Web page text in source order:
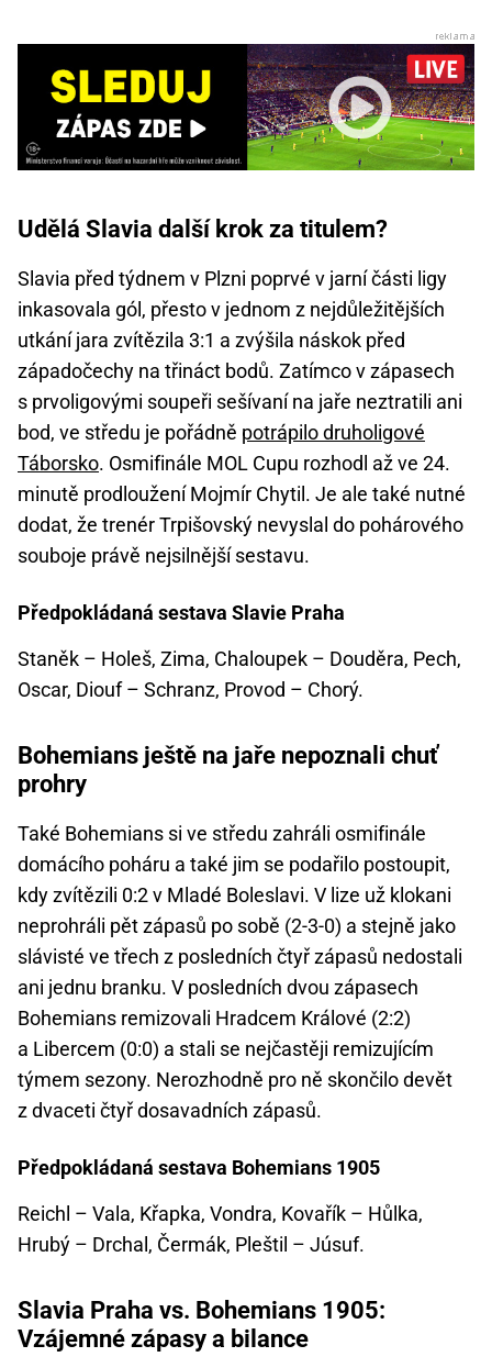
Udělá Slavia další krok za titulem?
Slavia před týdnem v Plzni poprvé v jarní části ligy
inkasovala gól, přesto v jednom z nejdůležitějších
utkání jara zvítězila 3:1 a zvýšila náskok před
západočechy na třináct bodů. Zatímco v zápasech
s prvoligovými soupeři sešívaní na jaře neztratili ani
bod, ve středu je pořádně potrápilo druholigové
Táborsko. Osmifinále MOL Cupu rozhodl až ve 24.
minutě prodloužení Mojmír Chytil. Je ale také nutné
dodat, že trenér Trpišovský nevyslal do pohárového
souboje právě nejsilnější sestavu.
Předpokládaná sestava Slavie Praha
Staněk – Holeš, Zima, Chaloupek – Douděra, Pech,
Oscar, Diouf – Schranz, Provod – Chorý.
Bohemians ještě na jaře nepoznali chuť
prohry
Také Bohemians si ve středu zahráli osmifinále
domácího poháru a také jim se podařilo postoupit,
kdy zvítězili 0:2 v Mladé Boleslavi. V lize už klokani
neprohráli pět zápasů po sobě (2-3-0) a stejně jako
slávisté ve třech z posledních čtyř zápasů nedostali
ani jednu branku. V posledních dvou zápasech
Bohemians remizovali Hradcem Králové (2:2)
a Libercem (0:0) a stali se nejčastěji remizujícím
týmem sezony. Nerozhodně pro ně skončilo devět
z dvaceti čtyř dosavadních zápasů.
Předpokládaná sestava Bohemians 1905
Reichl – Vala, Křapka, Vondra, Kovařík – Hůlka,
Hrubý – Drchal, Čermák, Pleštil – Júsuf.
Slavia Praha vs. Bohemians 1905:
Vzájemné zápasy a bilance